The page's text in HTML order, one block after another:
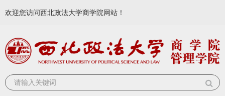
欢迎您访问西北政法大学商学院网站！